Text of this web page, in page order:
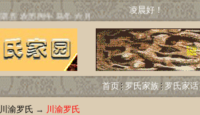
凌晨好！
首页 罗氏家族 罗氏家话
川渝罗氏 → 川渝罗氏